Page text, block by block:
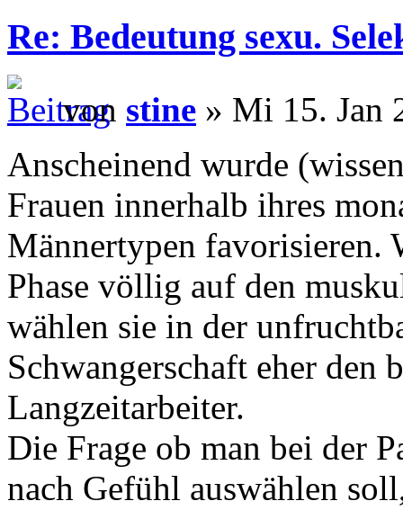
Re: Bedeutung sexu.
von stine » Mi 15. Jan
Anscheinend wurde
Frauen innerhalb ihres
Männertypen favorisieren.
Phase völlig auf den
wählen sie in der
Schwangerschaft eher den
Langzeitarbeiter.
Die Frage ob man bei der
nach Gefühl auswählen